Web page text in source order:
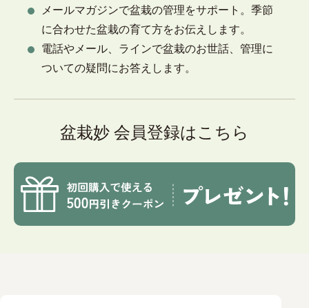
メールマガジンで盆栽の管理をサポート。季節
に合わせた盆栽の育て方をお伝えします。
電話やメール、ラインで盆栽のお世話、管理に
ついての疑問にお答えします。
盆栽妙 会員登録はこちら